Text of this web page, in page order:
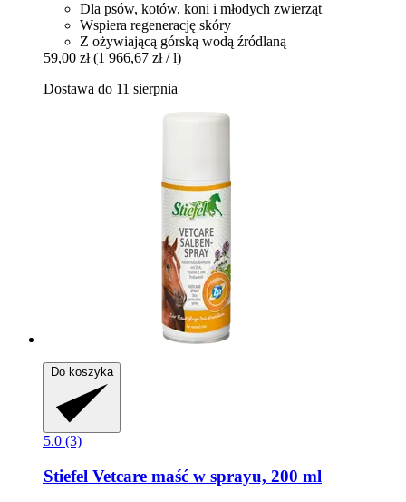
Dla psów, kotów, koni i młodych zwierząt
Wspiera regenerację skóry
Z ożywiającą górską wodą źródlaną
59,00 zł (1 966,67 zł / l)
Dostawa do 11 sierpnia
Do koszyka
5.0 (3)
Stiefel Vetcare maść w sprayu, 200 ml